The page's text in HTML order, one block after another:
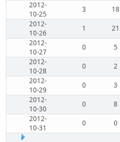
2012-
10-25
3 18
2012-
10-26
1 21
2012-
10-27
0 5
2012-
10-28
0 2
2012-
10-29
0 3
2012-
10-30
0 8
2012-
10-31
0 0